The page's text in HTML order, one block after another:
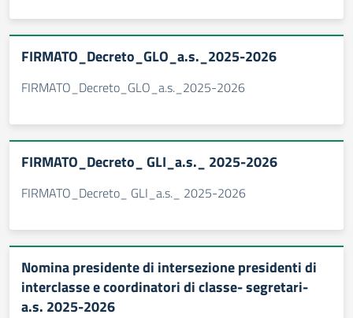
FIRMATO_Decreto_GLO_a.s._2025-2026
FIRMATO_Decreto_GLO_a.s._2025-2026
FIRMATO_Decreto_ GLI_a.s._ 2025-2026
FIRMATO_Decreto_ GLI_a.s._ 2025-2026
Nomina presidente di intersezione presidenti di
interclasse e coordinatori di classe- segretari-
a.s. 2025-2026